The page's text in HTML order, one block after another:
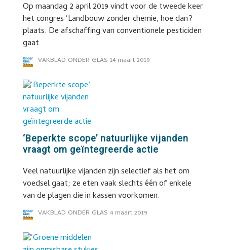
Op maandag 2 april 2019 vindt voor de tweede keer
het congres ‘Landbouw zonder chemie, hoe dan?
plaats. De afschaffing van conventionele pesticiden
gaat
VAKBLAD ONDER GLAS 14 maart 2019
‘Beperkte scope’ natuurlijke vijanden
vraagt om geïntegreerde actie
Veel natuurlijke vijanden zijn selectief als het om
voedsel gaat; ze eten vaak slechts één of enkele
van de plagen die in kassen voorkomen.
VAKBLAD ONDER GLAS 4 maart 2019